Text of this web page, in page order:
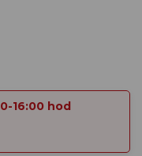
16:00 hod